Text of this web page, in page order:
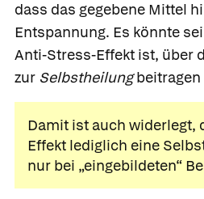
dass das gegebene Mittel
Entspannung. Es könnte
Anti-Stress-Effekt ist, über
zur Selbstheilungbeitragen
Damit ist auch widerlegt,
Effekt lediglich eine
nur bei „eingebildeten“